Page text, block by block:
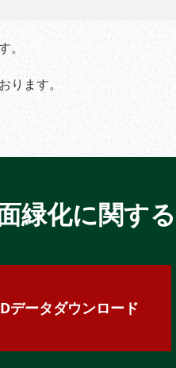
ます。
緑化に関す
データダウンロード